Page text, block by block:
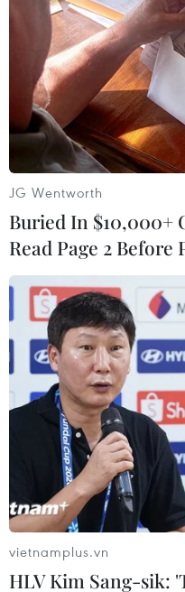
Colombia có nhiều
than, nhiều trong số
chịu tai nạn do
pháp an toàn.
Năm 2010, một vụ nổ
người thiệt mạng và
nhất trong lịch sử
#Việc làm
JG Wentworth
Buried In $10,000+
Read Page 2 Before
vietnamplus.vn
HLV Kim Sang-sik: